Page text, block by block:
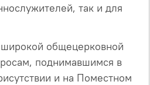
так и для
общецерковной
поднимавшимся в
и на Поместном